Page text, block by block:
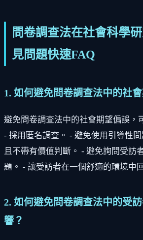
問卷調查法在社會科學
見問題快速FAQ
1. 如何避免問卷調查法中的社
避免問卷調查法中的社會期望偏誤，
- 採用匿名調查。 - 避免使用引導性
且不帶有價值判斷。 - 避免詢問受訪
題。 - 讓受訪者在一個舒適的環境中
2. 如何避免問卷調查法中的受
響？